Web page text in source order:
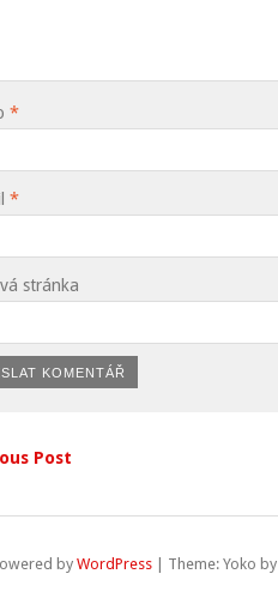
*
*
stránka
Post
by WordPress Theme: Yoko by